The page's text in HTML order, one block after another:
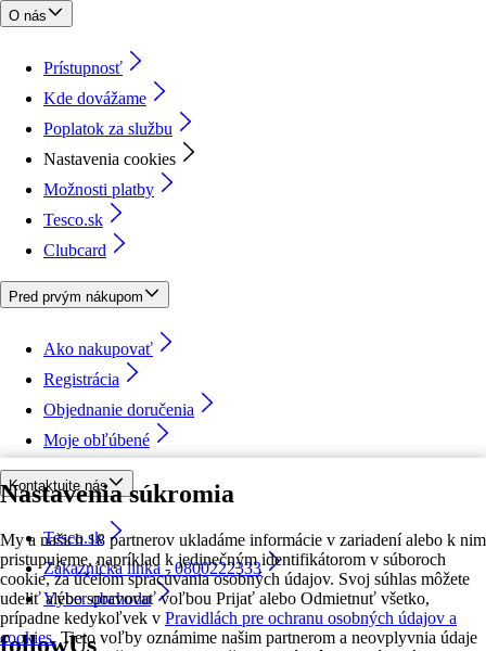
Nastavenia súkromia
My a našich 18 partnerov ukladáme informácie v zariadení alebo k nim
pristupujeme, napríklad k jedinečným identifikátorom v súboroch
cookie, za účelom spracúvania osobných údajov. Svoj súhlas môžete
udeliť alebo spravovať voľbou Prijať alebo Odmietnuť všetko,
prípadne kedykoľvek v Pravidlách pre ochranu osobných údajov a
cookies. Tieto voľby oznámime našim partnerom a neovplyvnia údaje
O nás
Prístupnosť
Kde dovážame
Poplatok za službu
Nastavenia cookies
Možnosti platby
Tesco.sk
Clubcard
Pred prvým nákupom
Ako nakupovať
Registrácia
Objednanie doručenia
Moje obľúbené
Kontaktujte nás
Tesco.sk
Zákaznícka linka - 0800222333
Výber obchodu
followUs